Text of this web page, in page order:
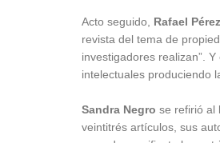
Acto seguido, Rafael
revista del tema de
investigadores realizan”.
intelectuales produciendo
Sandra Negro se refirió al
veintitrés artículos, sus